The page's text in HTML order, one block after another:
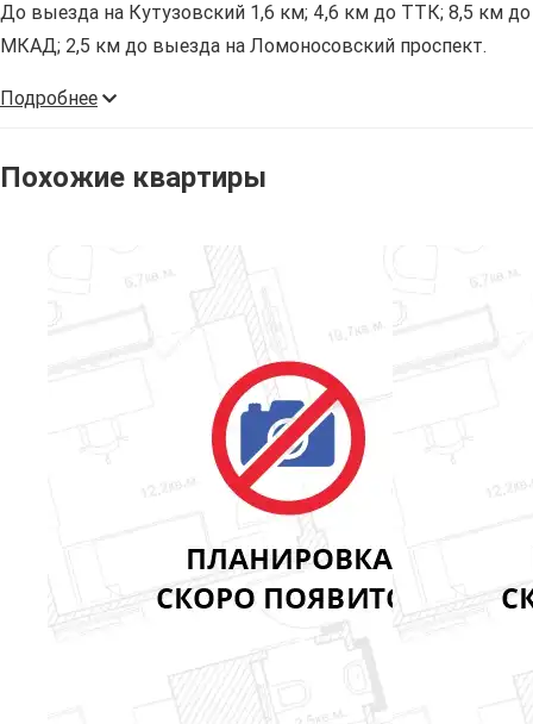
До выезда на Кутузовский 1,6 км; 4,6 км до ТТК; 8,5 км до
МКАД; 2,5 км до выезда на Ломоносовский проспект.
Подробнее
Похожие квартиры